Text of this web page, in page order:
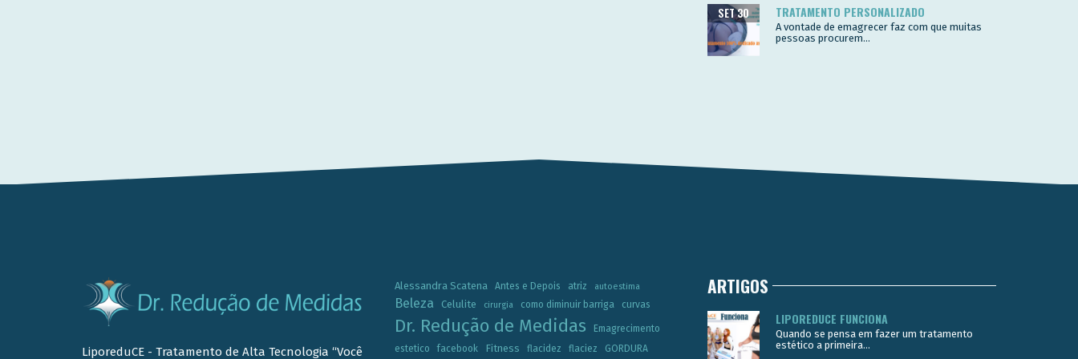
TRATAMENTO PERSONALIZADO
SET 30
A vontade de emagrecer faz com que muitas
pessoas procurem...
LiporeduCE - Tratamento de Alta Tecnologia “Você
Alessandra Scatena Antes e Depois atriz autoestima
Beleza Celulite cirurgia como diminuir barriga curvas
Dr. Redução de Medidas
Emagrecimento
estetico
facebook Fitness flacidez flaciez GORDURA
ARTIGOS
LIPOREDUCE FUNCIONA
Quando se pensa em fazer um tratamento
estético a primeira...